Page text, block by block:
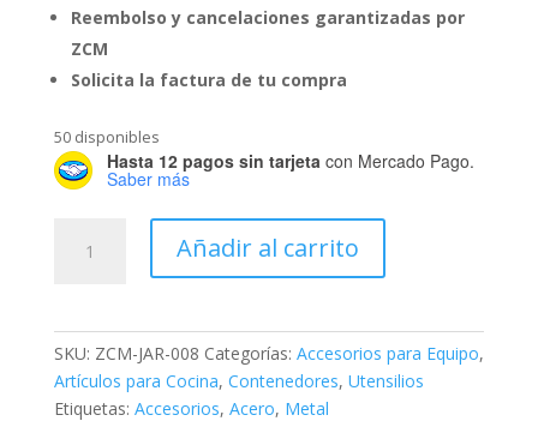
Reembolso y cancelaciones garantizadas por
ZCM
Solicita la factura de tu compra
50 disponibles
Hasta 12 pagos sin tarjeta con Mercado Pago.
Saber más
Tarja
Añadir al carrito
SKU: ZCM-JAR-008 Categorías: Accesorios para Equipo,
Artículos para Cocina, Contenedores, Utensilios
Etiquetas: Accesorios, Acero, Metal